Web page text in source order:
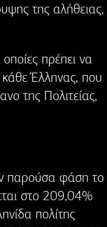
της αλήθειας,
οποίες πρέπει να
Έλληνας, που
της Πολιτείας,
παρούσα φάση το
στο 209,04%
πολίτης